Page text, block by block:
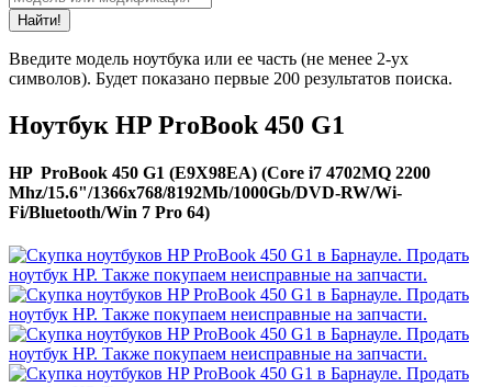
Найти!
Введите модель ноутбука или ее часть (не менее 2-ух
символов). Будет показано первые 200 результатов поиска.
Ноутбук HP ProBook 450 G1
HP ProBook 450 G1 (E9X98EA) (Core i7 4702MQ 2200
Mhz/15.6"/1366x768/8192Mb/1000Gb/DVD-RW/Wi-
Fi/Bluetooth/Win 7 Pro 64)